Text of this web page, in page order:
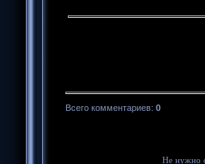
Всего комментариев: 0
Не нужно